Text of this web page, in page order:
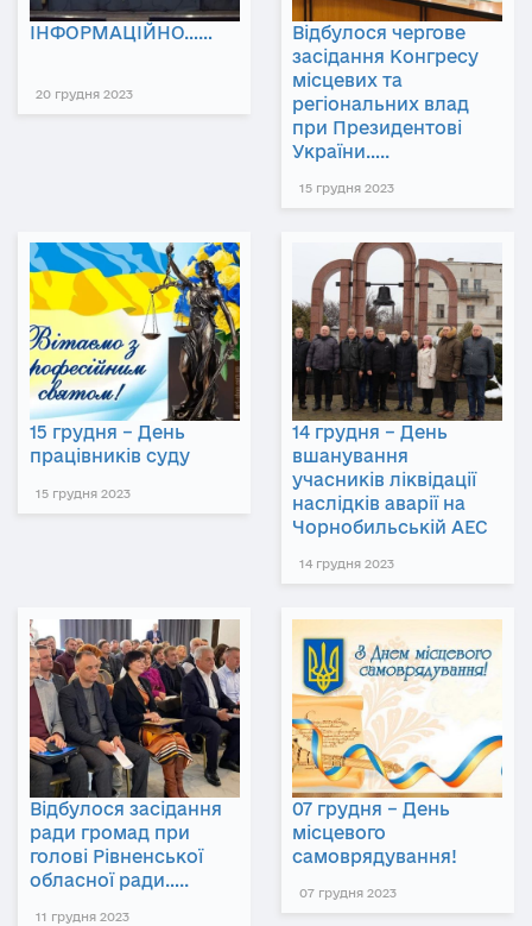
ІНФОРМАЦІЙНО……
20 грудня 2023
Відбулося чергове
засідання Конгресу
місцевих та
регіональних влад
при Президентові
України…..
15 грудня 2023
15 грудня – День
працівників суду
15 грудня 2023
14 грудня – День
вшанування
учасників ліквідації
наслідків аварії на
Чорнобильській АЕС
14 грудня 2023
Відбулося засідання
ради громад при
голові Рівненської
обласної ради…..
11 грудня 2023
07 грудня – День
місцевого
самоврядування!
07 грудня 2023